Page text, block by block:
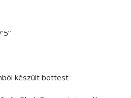
készült bottest